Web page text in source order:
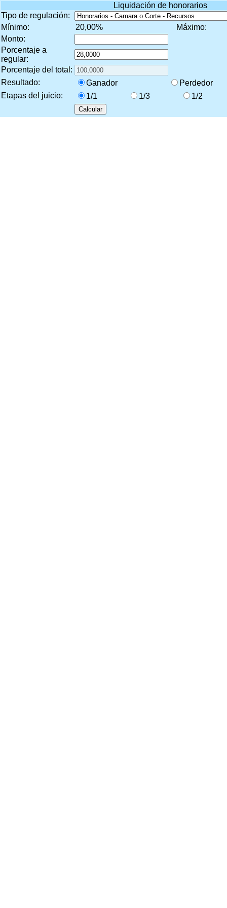
Liquidación de honorarios
Tipo de regulación:
Mínimo:
20,00%
Máximo:
Monto:
Porcentaje a
regular:
Porcentaje del total:
Resultado: Ganador
Perdedor
Etapas del juicio:
1/1 1/3 1/2